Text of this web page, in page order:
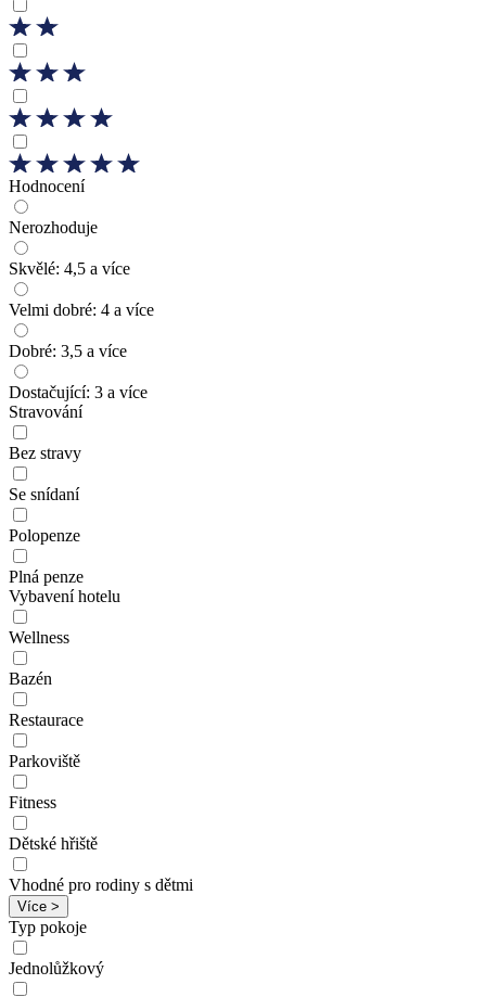
Hodnocení
Nerozhoduje
Skvělé: 4,5 a více
Velmi dobré: 4 a více
Dobré: 3,5 a více
Dostačující: 3 a více
Stravování
Bez stravy
Se snídaní
Polopenze
Plná penze
Vybavení hotelu
Wellness
Bazén
Restaurace
Parkoviště
Fitness
Dětské hřiště
Vhodné pro rodiny s dětmi
Více >
Typ pokoje
Jednolůžkový